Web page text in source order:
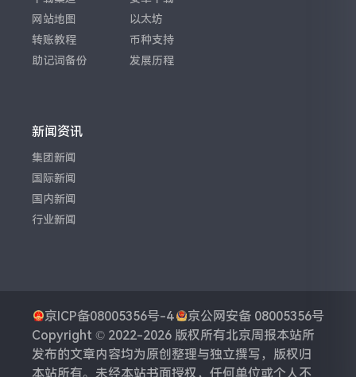
网站地图
转账教程
助记词备份
以太坊
币种支持
发展历程
新闻资讯
集团新闻
国际新闻
国内新闻
行业新闻
京ICP备08005356号-4
京公网安备 08005356号
Copyright © 2022-2026 版权所有北京周报本站所
发布的文章内容均为原创整理与独立撰写，版权归
本站所有。未经本站书面授权，任何单位或个人不